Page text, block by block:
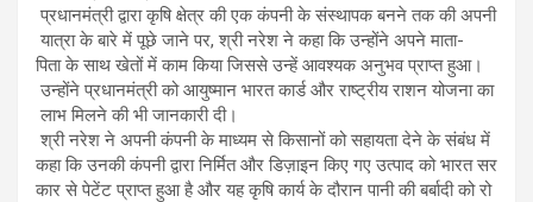
प्रधानमंत्री द्वारा कृषि क्षेत्र की एक कंपनी के संस्थापक बनने तक की अपनी
यात्रा के बारे में पूछे जाने पर, श्री नरेश ने कहा कि उन्होंने अपने माता-
पिता के साथ खेतों में काम किया जिससे उन्हें आवश्यक अनुभव प्राप्त हुआ।
उन्होंने प्रधानमंत्री को आयुष्मान भारत कार्ड और राष्ट्रीय राशन योजना का
लाभ मिलने की भी जानकारी दी।
श्री नरेश ने अपनी कंपनी के माध्यम से किसानों को सहायता देने के संबंध में
कहा कि उनकी कंपनी द्वारा निर्मित और डिज़ाइन किए गए उत्पाद को भारत सर
कार से पेटेंट प्राप्त हुआ है और यह कृषि कार्य के दौरान पानी की बर्बादी को रो